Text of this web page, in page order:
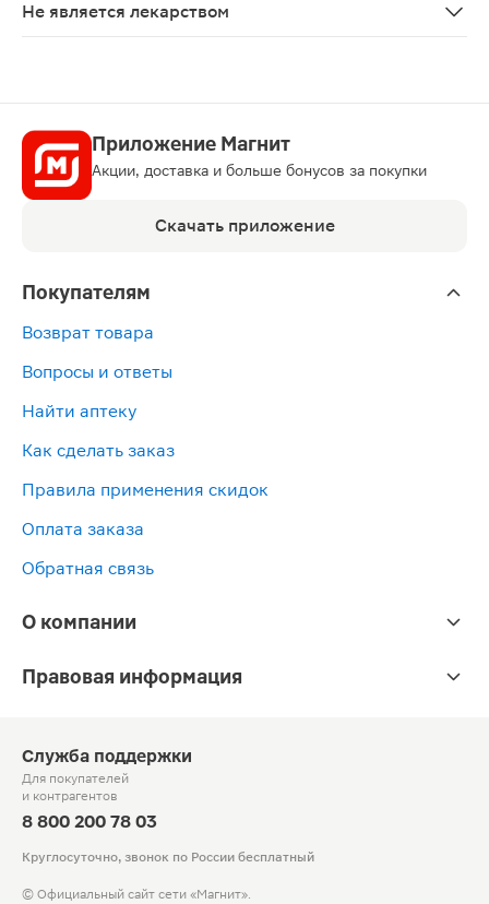
Не является лекарством
Приложение Магнит
Акции, доставка и больше бонусов за покупки
Скачать приложение
Покупателям
Возврат товара
Вопросы и ответы
Найти аптеку
Как сделать заказ
Правила применения скидок
Оплата заказа
Обратная связь
О компании
Правовая информация
Служба поддержки
Для покупателей
и контрагентов
8 800 200 78 03
Круглосуточно, звонок по России бесплатный
© Официальный сайт сети «Магнит».